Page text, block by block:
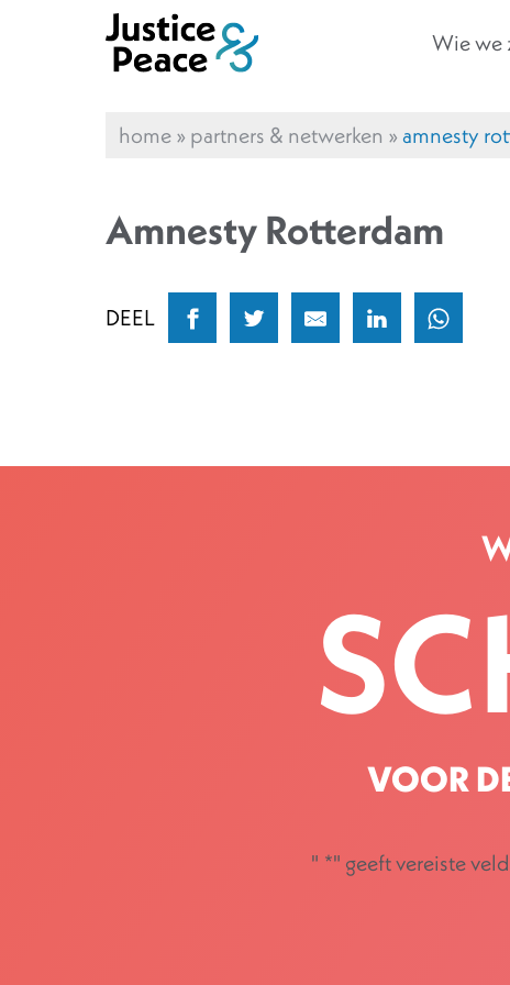
Wie we
home»partners & netwerken »amnesty
Amnesty Rotterdam
DEEL
VOOR
" *" geeft vereiste